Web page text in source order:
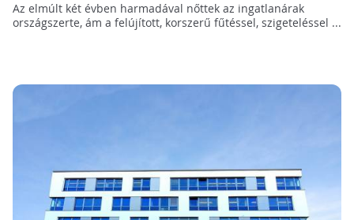
Az elmúlt két évben harmadával nőttek az ingatlanárak
országszerte, ám a felújított, korszerű fűtéssel, szigeteléssel ...